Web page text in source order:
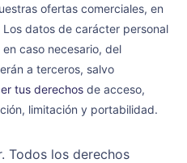
ofertas comerciales, en
datos de carácter personal
caso necesario, del
a terceros, salvo
tus derechosde acceso,
limitación y portabilidad.
Todos los derechos